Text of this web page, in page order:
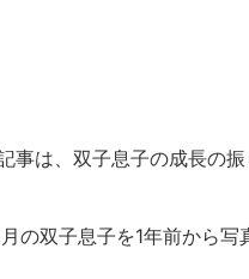
事は、双子息子の成長の振
の双子息子を1年前から写